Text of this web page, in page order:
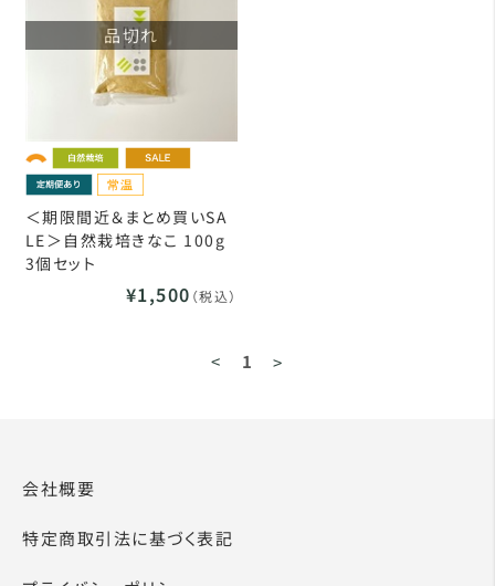
品切れ
＜期限間近＆まとめ買いSA
LE＞自然栽培きなこ 100g
3個セット
¥1,500 （税込）
< 1 >
会社概要
特定商取引法に基づく表記